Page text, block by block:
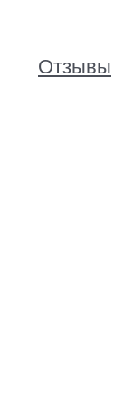
Отзывы